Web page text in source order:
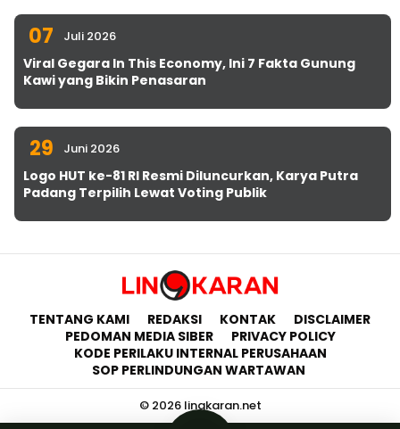
07 Juli 2026
Viral Gegara In This Economy, Ini 7 Fakta Gunung
Kawi yang Bikin Penasaran
29 Juni 2026
Logo HUT ke-81 RI Resmi Diluncurkan, Karya Putra
Padang Terpilih Lewat Voting Publik
TENTANG KAMI REDAKSI KONTAK
DISCLAIMER
PEDOMAN MEDIA SIBER
PRIVACY POLICY
KODE PERILAKU INTERNAL PERUSAHAAN
SOP PERLINDUNGAN WARTAWAN
© 2026 lingkaran.net